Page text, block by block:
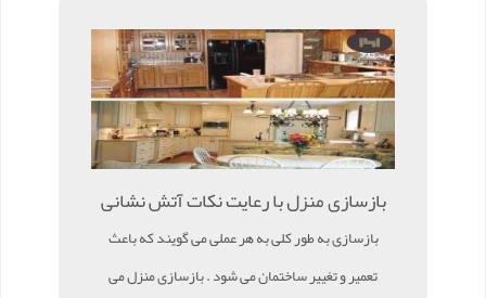
بازسازی منزل با رعایت نکات آتش نشانی
بازسازی به طور کلی به هر عملی می گویند که باعث
تعمیر و تغییر ساختمان می شود . بازسازی منزل می